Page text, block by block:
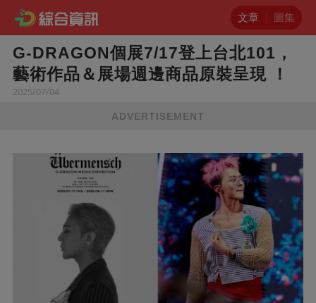
文章 圖集
G-DRAGON個展7/17登上台北101，
藝術作品＆展場週邊商品原裝呈現 ！
2025/07/04
ADVERTISEMENT